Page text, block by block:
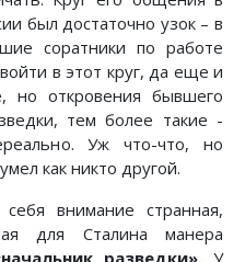
был достаточно узок – в
соратники по работе
в этот круг, да еще и
но откровения бывшего
тем более такие -
Уж что-что, но
как никто другой.
внимание странная,
для Сталина манера